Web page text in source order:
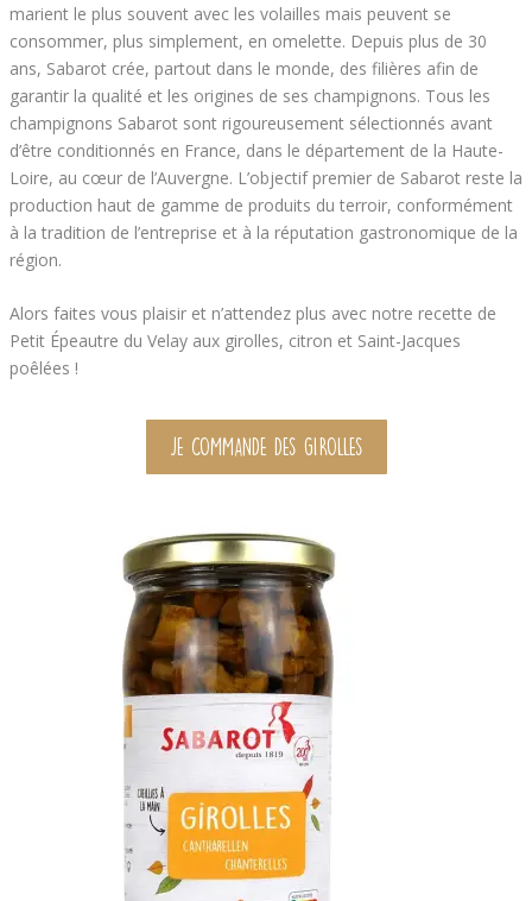
marient le plus souvent avec les volailles mais peuvent se
consommer, plus simplement, en omelette. Depuis plus de 30
ans, Sabarot crée, partout dans le monde, des filières afin de
garantir la qualité et les origines de ses champignons. Tous les
champignons Sabarot sont rigoureusement sélectionnés avant
d’être conditionnés en France, dans le département de la Haute-
Loire, au cœur de l’Auvergne. L’objectif premier de Sabarot reste la
production haut de gamme de produits du terroir, conformément
à la tradition de l’entreprise et à la réputation gastronomique de la
région.
Alors faites vous plaisir et n’attendez plus avec notre recette de
Petit Épeautre du Velay aux girolles, citron et Saint-Jacques
poêlées !
JE COMMANDE DES GIROLLES